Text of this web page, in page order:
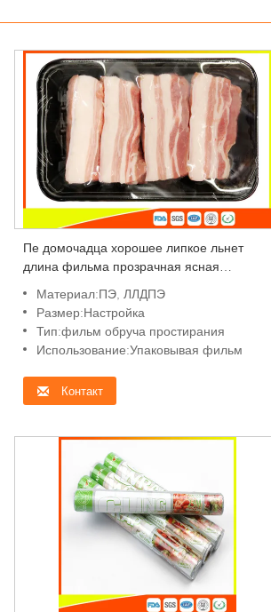
Пе домочадца хорошее липкое льнет
длина фильма прозрачная ясная
Материал:ПЭ, ЛЛДПЭ
Размер:Настройка
Тип:фильм обруча простирания
Использование:Упаковывая фильм
Контакт